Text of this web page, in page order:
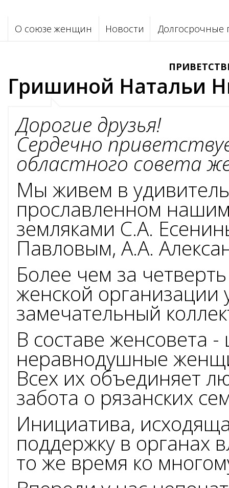
О союзе женщин Новости Долгосрочные
Гришиной Натальи
Дорогие друзья!
Сердечно
областного совета
Мы живем в
прославленном
земляками С.А.
Павловым, А.А.
Более чем за
женской организации
замечательный
В составе женсовета
неравнодушные
Всех их объединяет
забота о рязанских
Инициатива,
поддержку в органах
то же время ко
НОВОСТИ
19
Июля
2026
Сегодня
отмечает
день